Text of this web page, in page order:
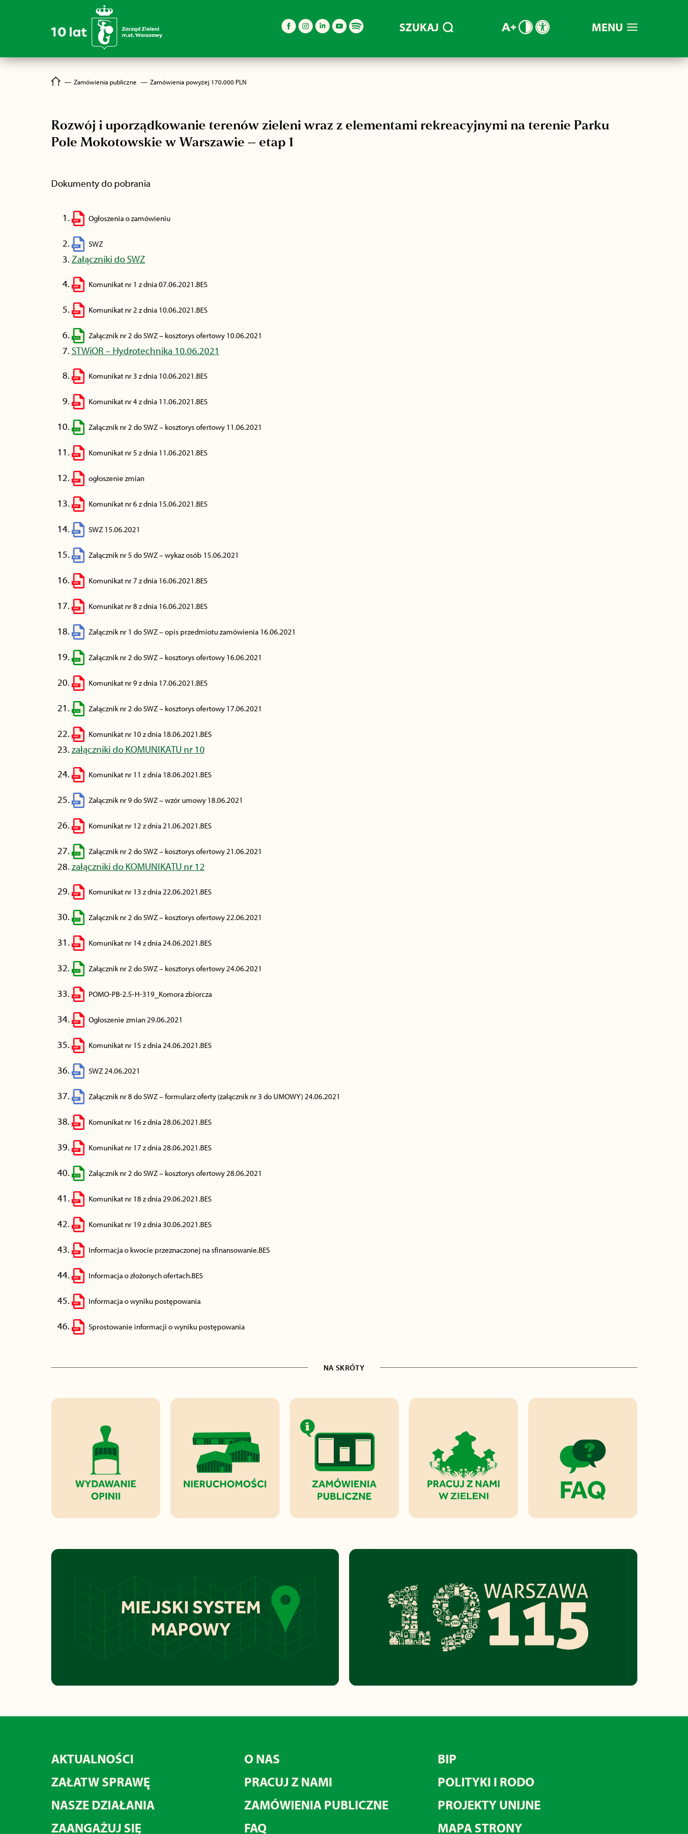
MENU
SZUKAJ
― Zamówienia publiczne ― Zamówienia powyżej 170.000 PLN
Rozwój i uporządkowanie terenów zieleni wraz z elementami rekreacyjnymi na terenie Parku
Pole Mokotowskie w Warszawie – etap 1
Dokumenty do pobrania
Ogłoszenia o zamówieniu
SWZ
Załączniki do SWZ
Komunikat nr 1 z dnia 07.06.2021.BES
Komunikat nr 2 z dnia 10.06.2021.BES
Załącznik nr 2 do SWZ – kosztorys ofertowy 10.06.2021
STWiOR – Hydrotechnika 10.06.2021
Komunikat nr 3 z dnia 10.06.2021.BES
Komunikat nr 4 z dnia 11.06.2021.BES
Załącznik nr 2 do SWZ – kosztorys ofertowy 11.06.2021
Komunikat nr 5 z dnia 11.06.2021.BES
ogłoszenie zmian
Komunikat nr 6 z dnia 15.06.2021.BES
SWZ 15.06.2021
Załącznik nr 5 do SWZ – wykaz osób 15.06.2021
Komunikat nr 7 z dnia 16.06.2021.BES
Komunikat nr 8 z dnia 16.06.2021.BES
Załącznik nr 1 do SWZ – opis przedmiotu zamówienia 16.06.2021
Załącznik nr 2 do SWZ – kosztorys ofertowy 16.06.2021
Komunikat nr 9 z dnia 17.06.2021.BES
Załącznik nr 2 do SWZ – kosztorys ofertowy 17.06.2021
Komunikat nr 10 z dnia 18.06.2021.BES
załączniki do KOMUNIKATU nr 10
Komunikat nr 11 z dnia 18.06.2021.BES
Załącznik nr 9 do SWZ – wzór umowy 18.06.2021
Komunikat nr 12 z dnia 21.06.2021.BES
Załącznik nr 2 do SWZ – kosztorys ofertowy 21.06.2021
załączniki do KOMUNIKATU nr 12
Komunikat nr 13 z dnia 22.06.2021.BES
Załącznik nr 2 do SWZ – kosztorys ofertowy 22.06.2021
Komunikat nr 14 z dnia 24.06.2021.BES
Załącznik nr 2 do SWZ – kosztorys ofertowy 24.06.2021
POMO-PB-2.5-H-319_Komora zbiorcza
Ogłoszenie zmian 29.06.2021
Komunikat nr 15 z dnia 24.06.2021.BES
SWZ 24.06.2021
Załącznik nr 8 do SWZ – formularz oferty (załącznik nr 3 do UMOWY) 24.06.2021
Komunikat nr 16 z dnia 28.06.2021.BES
Komunikat nr 17 z dnia 28.06.2021.BES
Załącznik nr 2 do SWZ – kosztorys ofertowy 28.06.2021
Komunikat nr 18 z dnia 29.06.2021.BES
Komunikat nr 19 z dnia 30.06.2021.BES
Informacja o kwocie przeznaczonej na sfinansowanie.BES
Informacja o złożonych ofertach.BES
Informacja o wyniku postępowania
Sprostowanie informacji o wyniku postępowania
NA SKRÓTY
AKTUALNOŚCI
ZAŁATW SPRAWĘ
NASZE DZIAŁANIA
ZAANGAŻUJ SIĘ
O NAS
PRACUJ Z NAMI
ZAMÓWIENIA PUBLICZNE
FAQ
BIP
POLITYKI I RODO
PROJEKTY UNIJNE
MAPA STRONY